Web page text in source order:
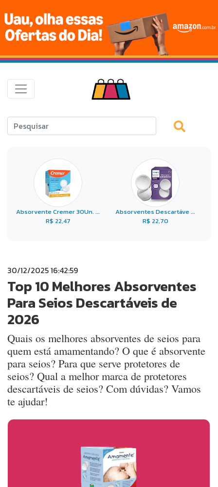
Absorvente Cremer 30Un. ...
R$ 22,47
Absorventes Descartáve ...
R$ 22,70
30/12/2025 16:42:59
Top 10 Melhores Absorventes
Para Seios Descartáveis de
2026
Quais os melhores absorventes de seios para
quem está amamentando? O que é absorvente
para seios? Para que serve protetores de
seios? Qual a melhor marca de protetores
descartáveis de seios? Com dúvidas? Vamos
te ajudar!